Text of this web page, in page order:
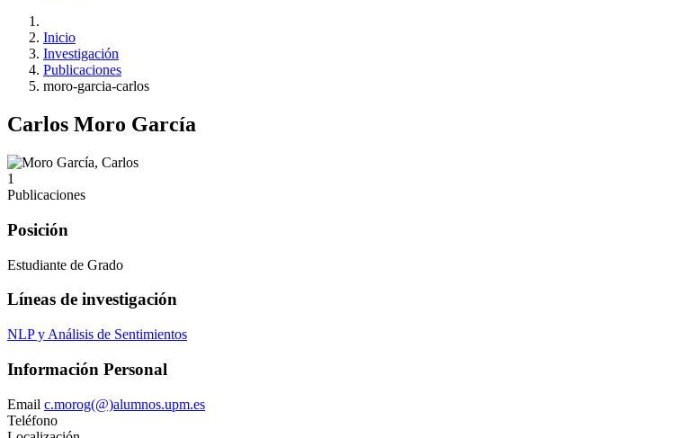
Inicio
Investigación
Publicaciones
moro-garcia-carlos
Carlos Moro García
1
Publicaciones
Posición
Estudiante de Grado
Líneas de investigación
NLP y Análisis de Sentimientos
Información Personal
Email c.morog(@)alumnos.upm.es
Teléfono